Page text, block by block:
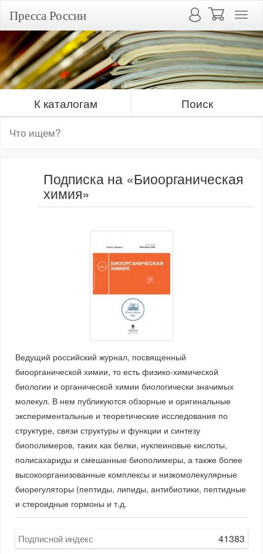
Пресса России
К каталогам Поиск
Подписка на «Биоорганическая
химия»
Ведущий российский журнал, посвященный
биоорганической химии, то есть физико-химической
биологии и органической химии биологически значимых
молекул. В нем публикуются обзорные и оригинальные
экспериментальные и теоретические исследования по
структуре, связи структуры и функции и синтезу
биополимеров, таких как белки, нуклеиновые кислоты,
полисахариды и смешанные биополимеры, а также более
высокоорганизованные комплексы и низкомолекулярные
биорегуляторы (пептиды, липиды, антибиотики, пептидные
и стероидные гормоны и т.д.
Подписной индекс 41383